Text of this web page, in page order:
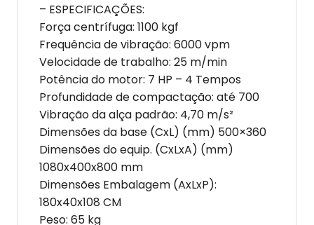
– ESPECIFICAÇÕES:
Força centrífuga: 1100 kgf
Frequência de vibração: 6000 vpm
Velocidade de trabalho: 25 m/min
Potência do motor: 7 HP – 4 Tempos
Profundidade de compactação: até 700
Vibração da alça padrão: 4,70 m/s²
Dimensões da base (CxL) (mm) 500×360
Dimensões do equip. (CxLxA) (mm)
1080x400x800 mm
Dimensões Embalagem (AxLxP):
180x40x108 CM
Peso: 65 kg